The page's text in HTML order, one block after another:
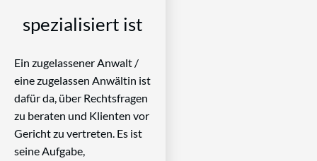
spezialisiert ist
Ein zugelassener Anwalt /
eine zugelassen Anwältin ist
dafür da, über Rechtsfragen
zu beraten und Klienten vor
Gericht zu vertreten. Es ist
seine Aufgabe,